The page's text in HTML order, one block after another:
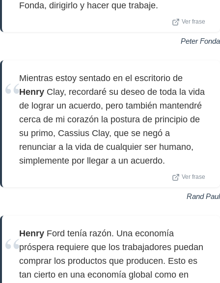
Fonda, dirigirlo y hacer que trabaje.
Ver frase
Peter Fonda
Mientras estoy sentado en el escritorio de
Henry Clay, recordaré su deseo de toda la vida
de lograr un acuerdo, pero también mantendré
cerca de mi corazón la postura de principio de
su primo, Cassius Clay, que se negó a
renunciar a la vida de cualquier ser humano,
simplemente por llegar a un acuerdo.
Ver frase
Rand Paul
Henry Ford tenía razón. Una economía
próspera requiere que los trabajadores puedan
comprar los productos que producen. Esto es
tan cierto en una economía global como en